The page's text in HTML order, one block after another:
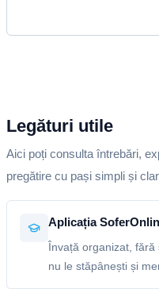
Legături utile
Aici poți consulta întrebări,
pregătire cu pași simpli și
Aplicația
Învață organizat,
nu le stăpânești și